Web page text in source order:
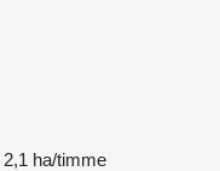
2,1 ha/timme